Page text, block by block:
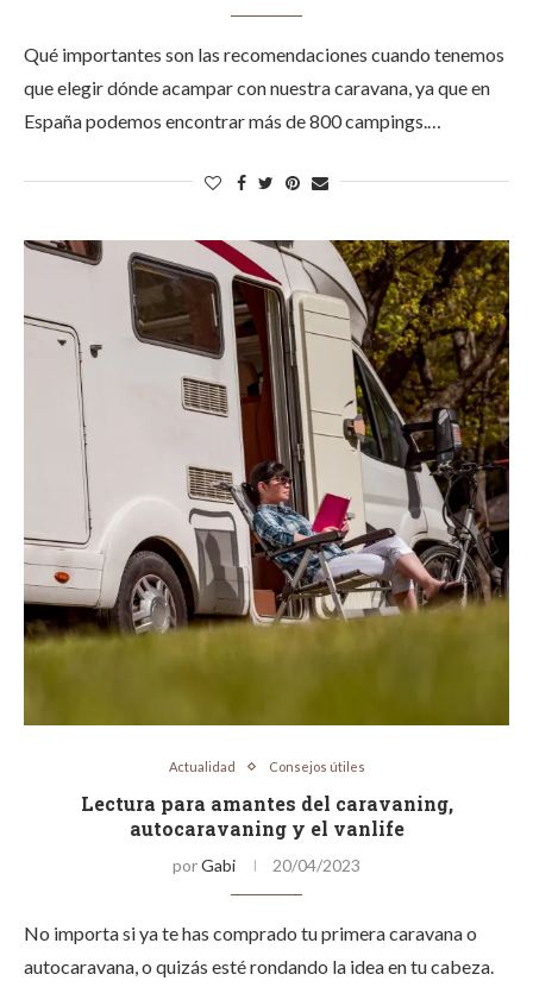
Qué importantes son las recomendaciones cuando tenemos
que elegir dónde acampar con nuestra caravana, ya que en
España podemos encontrar más de 800 campings.…
Actualidad Consejos útiles
Lectura para amantes del caravaning,
autocaravaning y el vanlife
porGabi 20/04/2023
No importa si ya te has comprado tu primera caravana o
autocaravana, o quizás esté rondando la idea en tu cabeza.